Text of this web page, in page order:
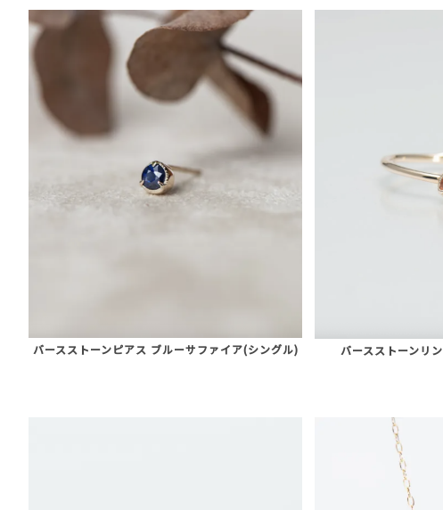
バースストーンピアス ブルーサファイア(シングル) バースストーンリ